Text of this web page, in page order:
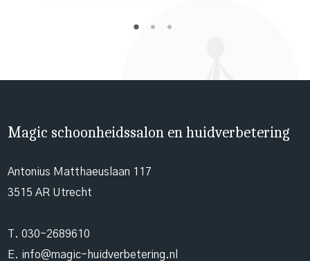
Magic schoonheidssalon en huidverbetering
Antonius Matthaeuslaan 117
3515 AR Utrecht
T. 030-2689610
E. info@magic-huidverbetering.nl